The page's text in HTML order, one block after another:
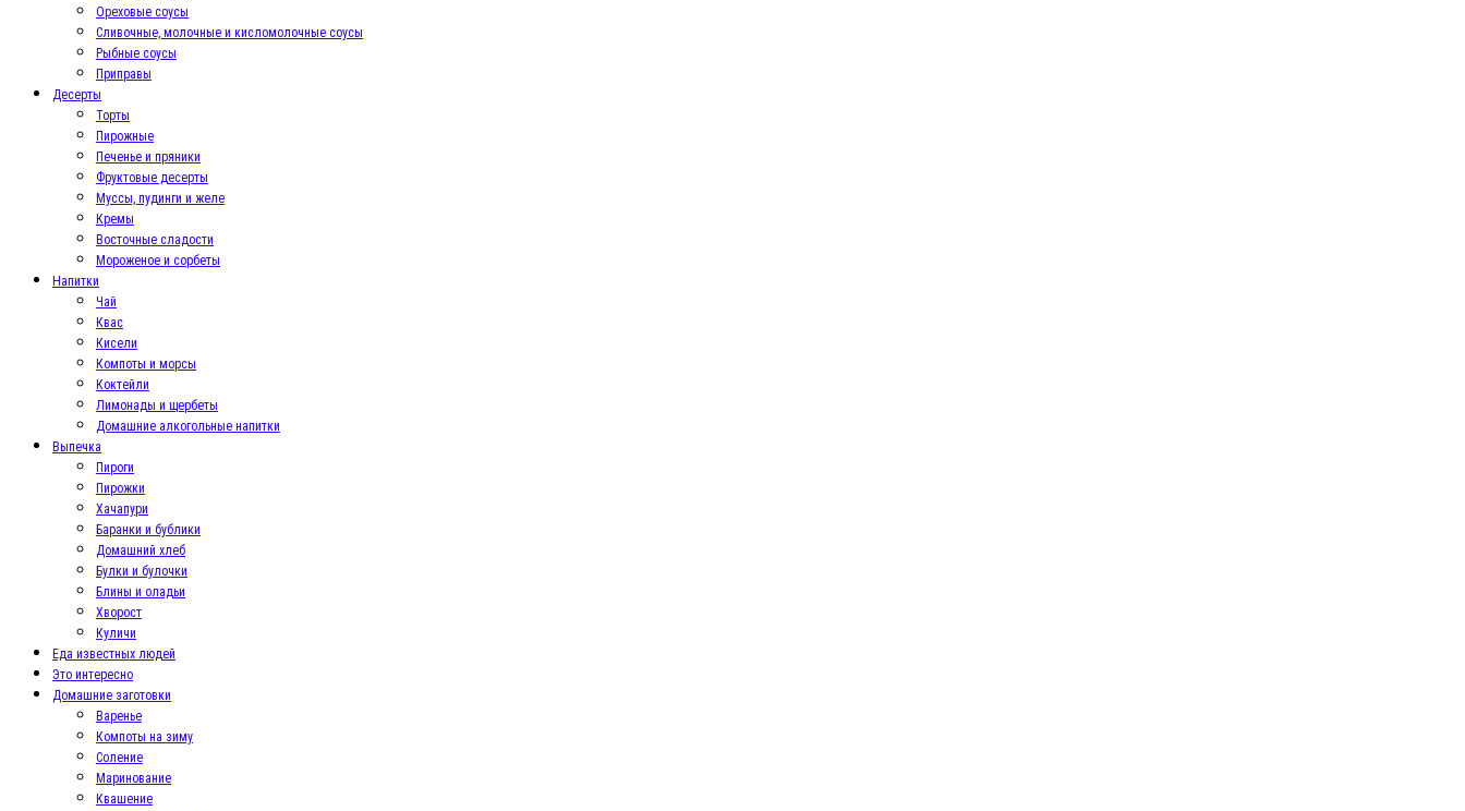
Ореховые соусы
Сливочные, молочные и кисломолочные соусы
Рыбные соусы
Приправы
Десерты
Торты
Пирожные
Печенье и пряники
Фруктовые десерты
Муссы, пудинги и желе
Кремы
Восточные сладости
Мороженое и сорбеты
Напитки
Чай
Квас
Кисели
Компоты и морсы
Коктейли
Лимонады и щербеты
Домашние алкогольные напитки
Выпечка
Пироги
Пирожки
Хачапури
Баранки и бублики
Домашний хлеб
Булки и булочки
Блины и оладьи
Хворост
Куличи
Еда известных людей
Это интересно
Домашние заготовки
Варенье
Компоты на зиму
Соление
Маринование
Квашение